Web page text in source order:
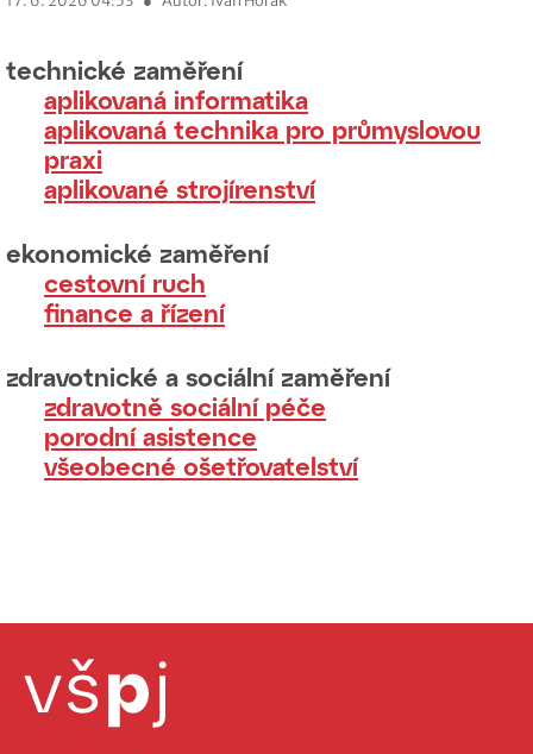
technické zaměření
aplikovaná informatika
aplikovaná technika pro průmyslovou
praxi
aplikované strojírenství
ekonomické zaměření
cestovní ruch
finance a řízení
zdravotnické a sociální zaměření
zdravotně sociální péče
porodní asistence
všeobecné ošetřovatelství